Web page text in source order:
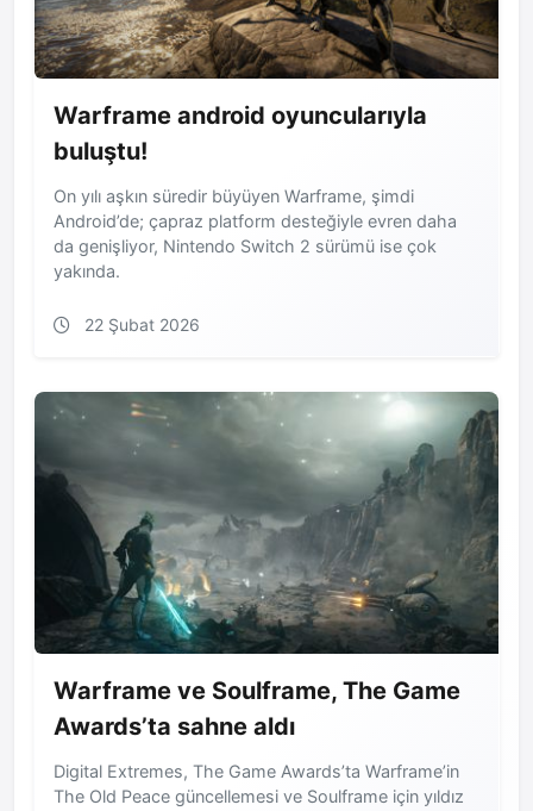
Warframe android oyuncularıyla
buluştu!
On yılı aşkın süredir büyüyen Warframe, şimdi
Android’de; çapraz platform desteğiyle evren daha
da genişliyor, Nintendo Switch 2 sürümü ise çok
yakında.
22 Şubat 2026
Warframe ve Soulframe, The Game
Awards’ta sahne aldı
Digital Extremes, The Game Awards’ta Warframe’in
The Old Peace güncellemesi ve Soulframe için yıldız